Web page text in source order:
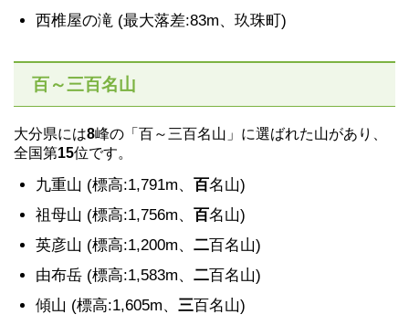
西椎屋の滝 (最大落差:83m、玖珠町)
百～三百名山
大分県には8峰の「百～三百名山」に選ばれた山があり、
全国第15位です。
九重山 (標高:1,791m、 百名山)
祖母山 (標高:1,756m、 百名山)
英彦山 (標高:1,200m、 二百名山)
由布岳 (標高:1,583m、 二百名山)
傾山 (標高:1,605m、 三百名山)